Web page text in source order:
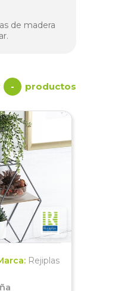
de madera
- productos
Rejiplas